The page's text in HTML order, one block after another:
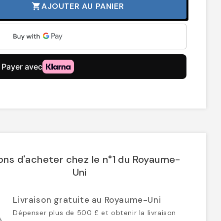
shopping_cartAJOUTER AU PANIER
d'acheter chez le n°1 du Royaume-
Uni
Livraison gratuite au Royaume-Uni
Dépenser plus de 500 £ et obtenir la livraison